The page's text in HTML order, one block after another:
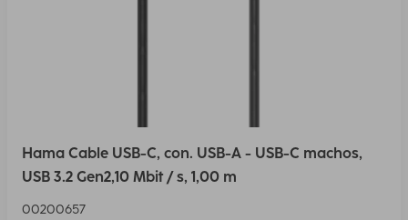
Hama Cable USB-C, con. USB-A - USB-C machos,
USB 3.2 Gen2,10 Mbit / s, 1,00 m
00200657